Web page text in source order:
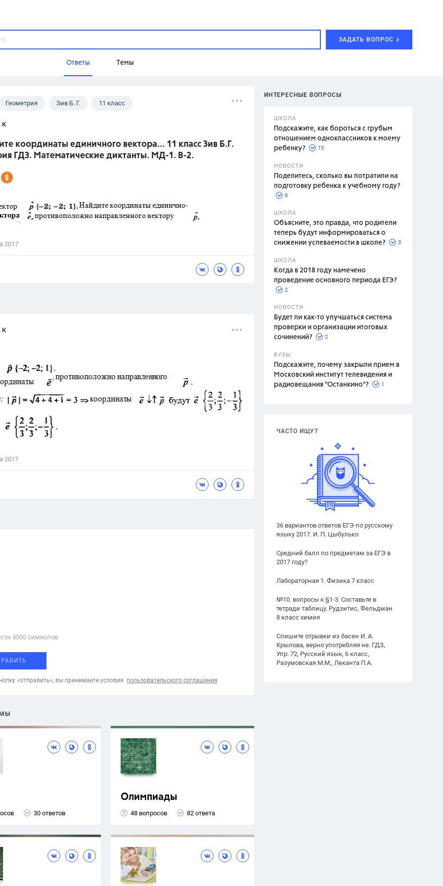
ЗАДАТЬ ВОПРОС
Ответы Темы
Домашнее задание
Разумовская М.М.,Габриелян О.С.,
Цыбулько И.П.,
Красота, Воспитание
ИНТЕРЕСНЫЕ ВОПРОСЫ
ШКОЛА
Подскажите, как бороться с грубым
отношением одноклассников к моему
ребенку?
15
НОВОСТИ
Поделитесь, сколько вы потратили на
подготовку ребенка к учебному году?
8
ШКОЛА
Объясните, это правда, что родители
теперь будут информироваться о
снижении успеваемости в школе?
3
ШКОЛА
Когда в 2018 году намечено
проведение основного периода ЕГЭ?
2
НОВОСТИ
Будет ли как-то улучшаться система
проверки и организации итоговых
сочинений?
2
ВУЗЫ
Подскажите, почему закрыли прием в
Московский институт телевидения и
радиовещания "Останкино"?
1
ЧАСТО ИЩУТ
36 вариантов ответов ЕГЭ по русскому
языку 2017. И. П. Цыбулько
Средний балл по предметам за ЕГЭ в
2017 году?
Лабораторная 1. Физика 7 класс
№10. вопросы к §1-3. Составьте в
тетради таблицу. Рудзитис, Фельдман
8 класс химия
Спишите отрывки из басен И. А.
Крылова, верно употребляя не. ГДЗ,
Упр. 72, Русский язык, 6 класс,
Разумовская М.М., Леканта П.А.
Геометрия Зив Б. Г. 11 класс
К
координаты единичного вектора... 11 класс Зив Б.Г.
ГДЗ. Математические диктанты. МД-1. В-2.
2017
К
2017
4000 cимволов
«отправить», вы принимаете условия пользовательского соглашения
30 ответов
Олимпиады
48 вопросов 82 ответа